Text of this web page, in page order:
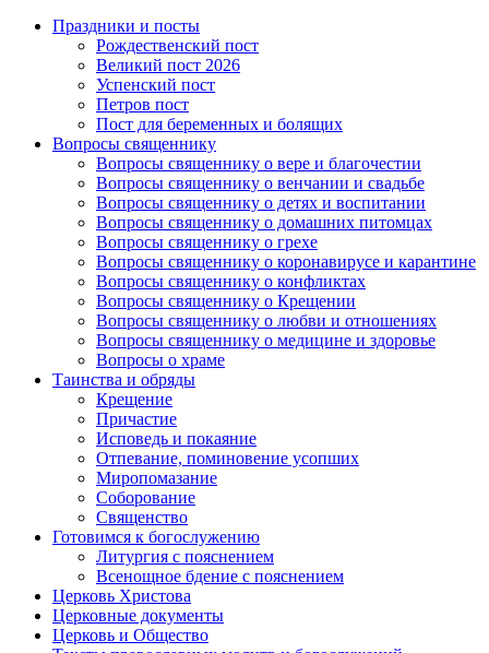
Праздники и посты
Рождественский пост
Великий пост 2026
Успенский пост
Петров пост
Пост для беременных и болящих
Вопросы священнику
Вопросы священнику о вере и благочестии
Вопросы священнику о венчании и свадьбе
Вопросы священнику о детях и воспитании
Вопросы священнику о домашних питомцах
Вопросы священнику о грехе
Вопросы священнику о коронавирусе и карантине
Вопросы священнику о конфликтах
Вопросы священнику о Крещении
Вопросы священнику о любви и отношениях
Вопросы священнику о медицине и здоровье
Вопросы о храме
Таинства и обряды
Крещение
Причастие
Исповедь и покаяние
Отпевание, поминовение усопших
Миропомазание
Соборование
Священство
Готовимся к богослужению
Литургия с пояснением
Всенощное бдение с пояснением
Церковь Христова
Церковные документы
Церковь и Общество